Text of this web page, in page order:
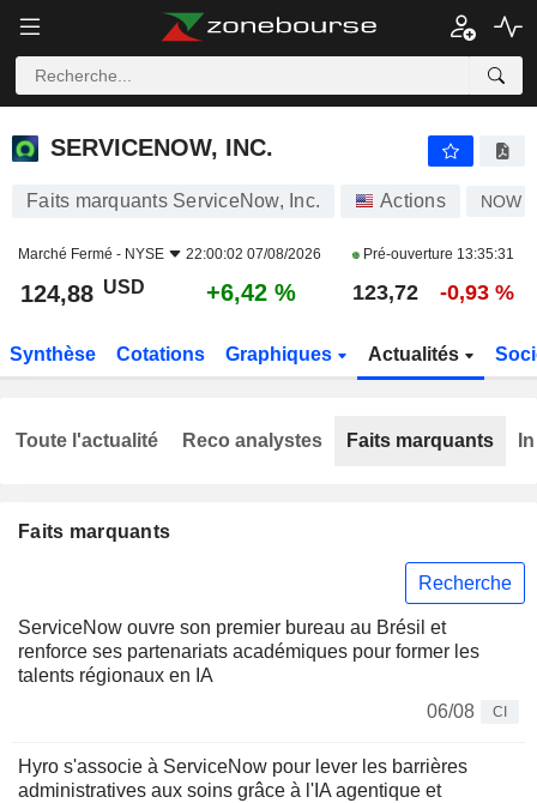
SERVICENOW, INC.
SERVICENOW, INC.
Faits marquants ServiceNow, Inc. Actions NOW
Marché Fermé - NYSE 22:00:02 07/08/2026 Pré-ouverture 13:35:31
124,88 USD +6,42 % 123,72 -0,93 %
Synthèse Cotations Graphiques Actualités
Faits marquants
Recherche
ServiceNow ouvre son premier bureau au Brésil et
renforce ses partenariats académiques pour former les
talents régionaux en IA
06/08
CI
Hyro s'associe à ServiceNow pour lever les barrières
administratives aux soins grâce à l'IA agentique et
Toute l'actualité Reco analystes Faits marquants